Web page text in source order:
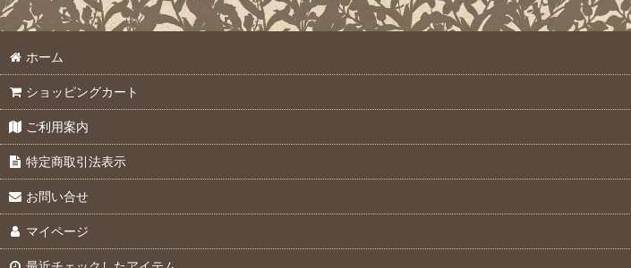
ホーム
ショッピングカート
ご利用案内
特定商取引法表示
お問い合せ
マイページ